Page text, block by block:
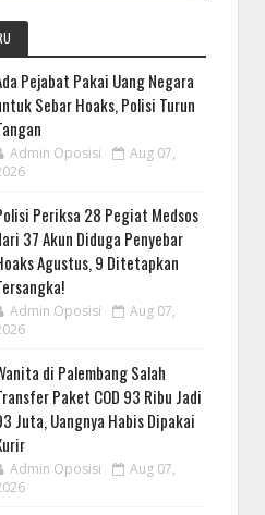
Pejabat Pakai Uang Negara
Sebar Hoaks, Polisi Turun
Admin Oposisi
Aug 07,
Periksa 28 Pegiat Medsos
37 Akun Diduga Penyebar
Agustus, 9 Ditetapkan
Admin Oposisi
Aug 07,
di Palembang Salah
Paket COD 93 Ribu Jadi
Juta, Uangnya Habis Dipakai
Admin Oposisi
Aug 07,